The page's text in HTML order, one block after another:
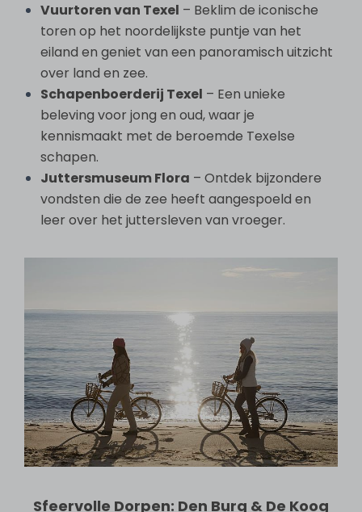
Vuurtoren van Texel – Beklim de iconische
toren op het noordelijkste puntje van het
eiland en geniet van een panoramisch uitzicht
over land en zee.
Schapenboerderij Texel – Een unieke
beleving voor jong en oud, waar je
kennismaakt met de beroemde Texelse
schapen.
Juttersmuseum Flora – Ontdek bijzondere
vondsten die de zee heeft aangespoeld en
leer over het juttersleven van vroeger.
Sfeervolle Dorpen: Den Burg & De Koog